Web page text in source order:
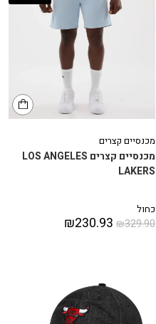
מכנסיים קצרים
מכנסיים קצרים LOS ANGELES
LAKERS
כחול
₪329.90
₪230.93